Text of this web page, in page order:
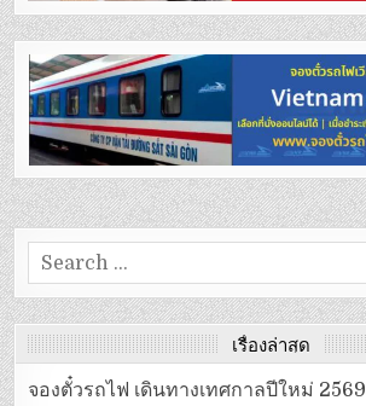
Search
for:
เรื่องล่าสุด
จองตั๋วรถไฟ เดินทางเทศกาลปีใหม่ 2569